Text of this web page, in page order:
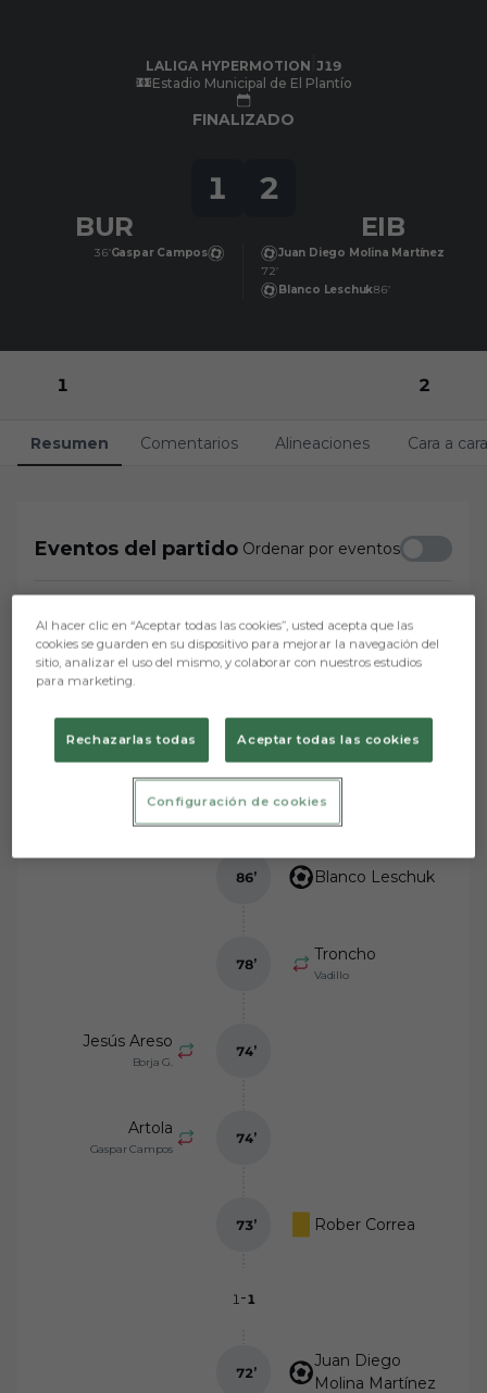
LALIGA HYPERMOTION J19
Estadio Municipal de El Plantío
FINALIZADO
BUR
1 2
EIB
36’Gaspar Campos
72’
Juan Diego Molina Martínez
86’
Blanco Leschuk
1 2
Resumen Comentarios Alineaciones Cara a cara
Eventos del partido Ordenar por eventos
José Matos 94’
1- 2
Blanco Leschuk
86’
Troncho
Vadillo
78’
Jesús Areso
Borja G.
74’
Artola
Gaspar Campos
74’
Rober Correa
73’
1 -1
Juan Diego
Molina Martínez
72’
Al hacer clic en “Aceptar todas las cookies”, usted acepta que las
cookies se guarden en su dispositivo para mejorar la navegación del
sitio, analizar el uso del mismo, y colaborar con nuestros estudios
para marketing.
Rechazarlas todas Aceptar todas las cookies
Configuración de cookies